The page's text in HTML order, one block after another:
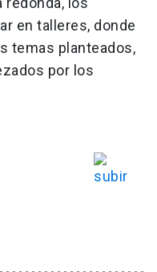
en talleres, donde
temas planteados,
por los